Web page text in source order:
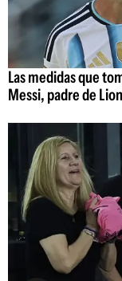
Las medidas que
Messi, padre de